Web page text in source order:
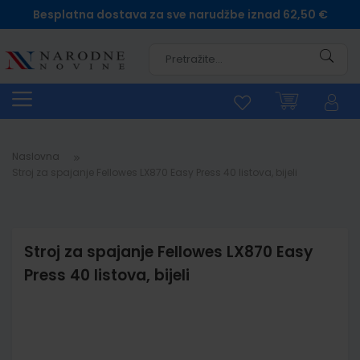
Besplatna dostava za sve narudžbe iznad 62,50 €
Naslovna
Stroj za spajanje Fellowes LX870 Easy
Press 40 listova, bijeli